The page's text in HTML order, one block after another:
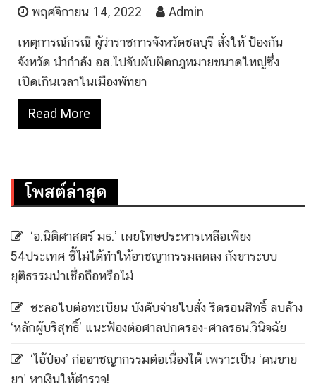
พฤศจิกายน 14, 2022 Admin
เหตุการณ์กรณี ผู้ว่าราชการจังหวัดชลบุรี สั่งให้ ป้องกัน
จังหวัด นำกำลัง อส.ไปจับผับผิดกฎหมายขนาดใหญ่ซึ่ง
เปิดเกินเวลาในเมืองพัทยา
Read More
โพสต์ล่าสุด
‘อ.นิติศาสตร์ มธ.’ เผยโทษประหารเหลือเพียง
54ประเทศ ชี้ไม่ได้ทำให้อาชญากรรมลดลง กังขาระบบ
ยุติธรรมน่าเชื่อถือหรือไม่
ชะลอใบต่อทะเบียน บังคับจ่ายใบสั่ง ริดรอนสิทธิ์ ลบล้าง
‘หลักผู้บริสุทธิ์’ แนะฟ้องต่อศาลปกครอง-ศาลรธน.วินิจฉัย
‘ไอ้ป๋อง’ ก่ออาชญากรรมต่อเนื่องได้ เพราะเป็น ‘คนขาย
ยา’ หาเงินให้ตำรวจ!